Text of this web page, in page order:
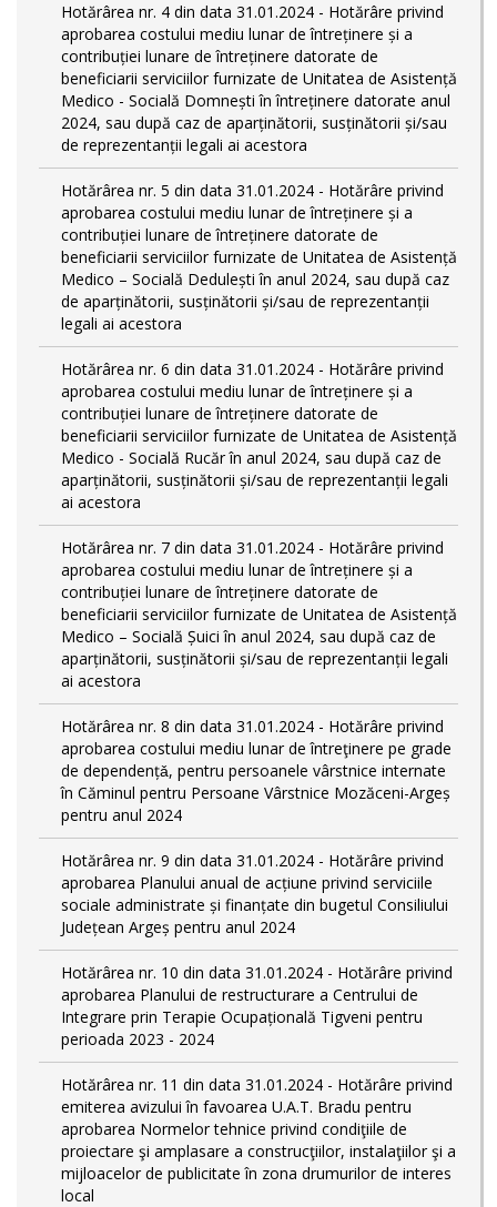
Hotărârea nr. 4 din data 31.01.2024 - Hotărâre privind
aprobarea costului mediu lunar de întreținere și a
contribuției lunare de întreținere datorate de
beneficiarii serviciilor furnizate de Unitatea de Asistență
Medico - Socială Domnești în întreținere datorate anul
2024, sau după caz de aparținătorii, susținătorii și/sau
de reprezentanții legali ai acestora
Hotărârea nr. 5 din data 31.01.2024 - Hotărâre privind
aprobarea costului mediu lunar de întreținere și a
contribuției lunare de întreținere datorate de
beneficiarii serviciilor furnizate de Unitatea de Asistență
Medico – Socială Dedulești în anul 2024, sau după caz
de aparținătorii, susținătorii și/sau de reprezentanții
legali ai acestora
Hotărârea nr. 6 din data 31.01.2024 - Hotărâre privind
aprobarea costului mediu lunar de întreținere și a
contribuției lunare de întreținere datorate de
beneficiarii serviciilor furnizate de Unitatea de Asistență
Medico - Socială Rucăr în anul 2024, sau după caz de
aparținătorii, susținătorii și/sau de reprezentanții legali
ai acestora
Hotărârea nr. 7 din data 31.01.2024 - Hotărâre privind
aprobarea costului mediu lunar de întreținere și a
contribuției lunare de întreținere datorate de
beneficiarii serviciilor furnizate de Unitatea de Asistență
Medico – Socială Șuici în anul 2024, sau după caz de
aparținătorii, susținătorii și/sau de reprezentanții legali
ai acestora
Hotărârea nr. 8 din data 31.01.2024 - Hotărâre privind
aprobarea costului mediu lunar de întreţinere pe grade
de dependențǎ, pentru persoanele vârstnice internate
în Căminul pentru Persoane Vârstnice Mozăceni-Argeș
pentru anul 2024
Hotărârea nr. 9 din data 31.01.2024 - Hotărâre privind
aprobarea Planului anual de acțiune privind serviciile
sociale administrate și finanțate din bugetul Consiliului
Județean Argeș pentru anul 2024
Hotărârea nr. 10 din data 31.01.2024 - Hotărâre privind
aprobarea Planului de restructurare a Centrului de
Integrare prin Terapie Ocupațională Tigveni pentru
perioada 2023 - 2024
Hotărârea nr. 11 din data 31.01.2024 - Hotărâre privind
emiterea avizului în favoarea U.A.T. Bradu pentru
aprobarea Normelor tehnice privind condiţiile de
proiectare şi amplasare a construcţiilor, instalaţiilor şi a
mijloacelor de publicitate în zona drumurilor de interes
local